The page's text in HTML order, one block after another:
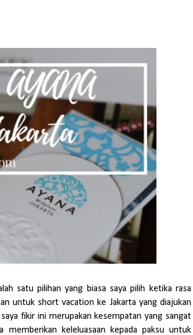
satu pilihan yang biasa saya pilih ketika rasa
untuk short vacation ke Jakarta yang diajukan
fikir ini merupakan kesempatan yang sangat
memberikan keleluasaan kepada paksu untuk